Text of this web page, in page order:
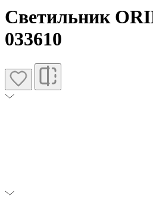
Светильник
033610